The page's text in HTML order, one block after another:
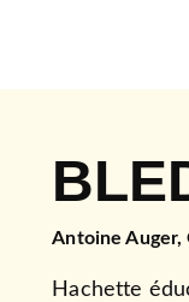
Antoine Auger,
Hachette